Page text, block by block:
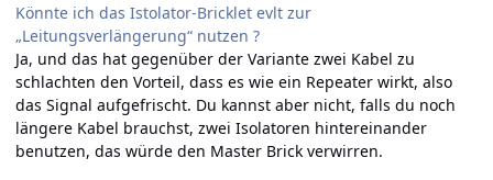
Könnte ich das Istolator-Bricklet evlt zur
„Leitungsverlängerung“ nutzen ?
Ja, und das hat gegenüber der Variante zwei Kabel zu
schlachten den Vorteil, dass es wie ein Repeater wirkt, also
das Signal aufgefrischt. Du kannst aber nicht, falls du noch
längere Kabel brauchst, zwei Isolatoren hintereinander
benutzen, das würde den Master Brick verwirren.